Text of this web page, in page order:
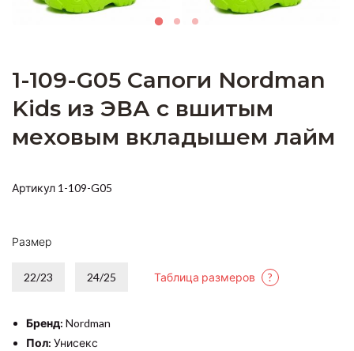
1-109-G05 Сапоги Nordman
Kids из ЭВА с вшитым
меховым вкладышем лайм
Артикул 1-109-G05
Размер
22/23 24/25 Таблица размеров ?
Бренд: Nordman
Пол: Унисекс